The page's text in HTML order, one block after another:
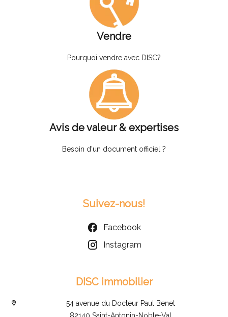
Vendre
Pourquoi vendre avec DISC?
Avis de valeur & expertises
Besoin d'un document officiel ?
Suivez-nous!
Facebook
Instagram
DISC immobilier
54 avenue du Docteur Paul Benet
82140 Saint-Antonin-Noble-Val